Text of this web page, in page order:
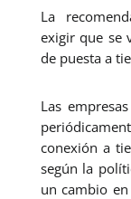
La
exigir que se
de puesta a
Las
conexión a
según la
un cambio